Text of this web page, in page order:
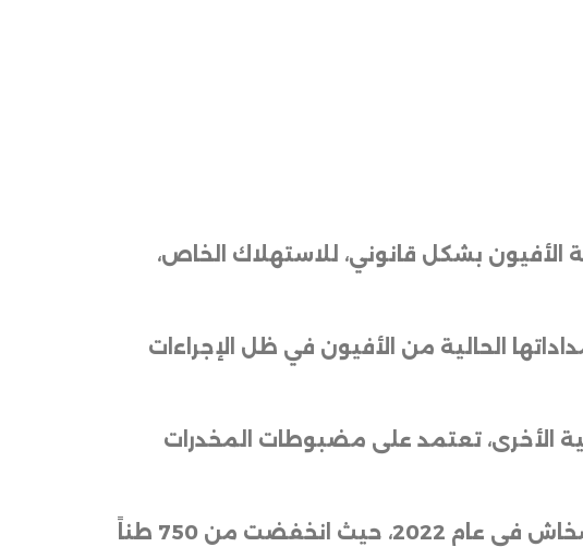
الأفيون بشكل قانوني، للاستهلاك الخاص،
الحالية من الأفيون في ظل الإجراءات
الأخرى، تعتمد على مضبوطات المخدرات
ومع ذلك، فقد انخفضت الكميات المضبوطة منذ أن حظرت “طالبان” زراعة الخشخاش في عام 2022، حيث انخفضت من 750 طناً